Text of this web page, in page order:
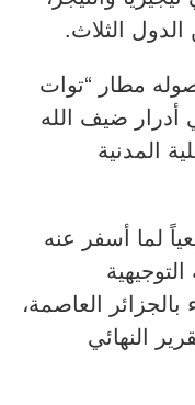
الثلاث.
مطار “توات
أدرار ضيف الله
المدنية
لما أسفر عنه
العاصمة،
النهائي